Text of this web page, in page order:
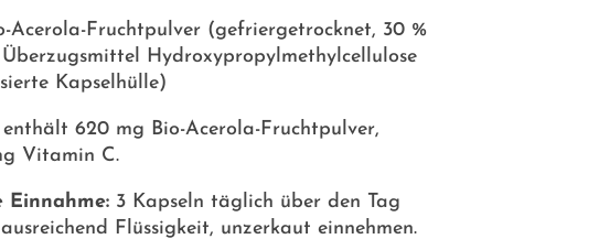
Acerola-Fruchtpulver (gefriergetrocknet, 30 %
Hydroxypropylmethylcellulose
Kapselhülle)
enthält 620 mg Bio-Acerola-Fruchtpulver,
Vitamin C.
Einnahme:3 Kapseln täglich über den Tag
Flüssigkeit, unzerkaut einnehmen.